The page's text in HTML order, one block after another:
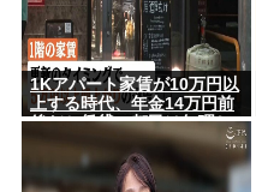
1Kアパート家賃が10万円以
上する時代、年金14万円前
後だと賃貸の都民は無理じ
ゃね？ 運転免許もなく移住
も無理じゃね？